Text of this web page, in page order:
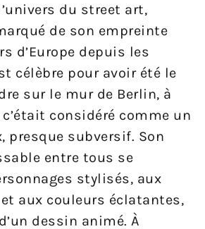
du street art,
de son empreinte
d’Europe depuis les
célèbre pour avoir été le
sur le mur de Berlin, à
considéré comme un
presque subversif. Son
entre tous se
stylisés, aux
aux couleurs éclatantes,
dessin animé. À